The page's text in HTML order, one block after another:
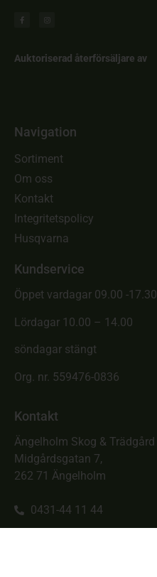
Auktoriserad återförsäljare av
Navigation
Sortiment
Om oss
Kontakt
Integritetspolicy
Husqvarna
Kundservice
Öppet vardagar 09.00 -17.30
Lördagar 10.00 – 14.00
söndagar stängt
Org. nr. 559476-0836
Kontakt
Ängelholm Skog & Trädgård
Midgårdsgatan 7,
262 71 Ängelholm
0431-44 11 44